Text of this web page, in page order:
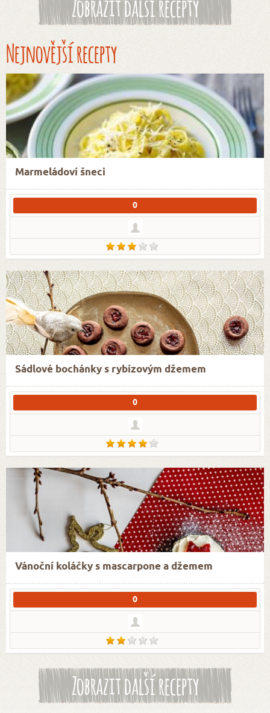
Zobrazit další recepty
Nejnovější recepty
Marmeládoví šneci
0
Sádlové bochánky s rybízovým džemem
0
Vánoční koláčky s mascarpone a džemem
0
Zobrazit další recepty